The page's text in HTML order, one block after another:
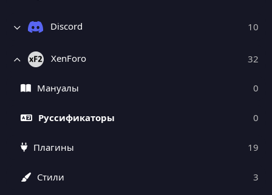
Discord 10
XenForo 32
Мануалы 0
Руссификаторы 0
Плагины 19
Стили 3